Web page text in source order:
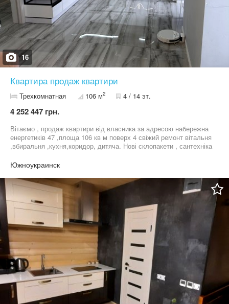
16
Квартира продаж квартири
Трехкомнатная 106 м2 4 / 14 эт.
4 252 447 грн.
Вітаємо , продаж квартири від власника за адресою набережна
енергетиків 47 ,площа 106 кв м поверх 4 свіжий ремонт вітальня
,вбиральня ,кухня,коридор, дитяча. Нові склопакети , сантехніка
кондиціонери .В будинку ОСББ , 2 ліфти достатньо паркомісця ,
з вікна дуже гарні краєвиди , дуже гарні сусіди . В продаж
входить все наявне в квартирі ( заходь і живи) це рахується
одне з найкращих пропозицій на ринку в даному місті Продаж в
звʼязку з переїздом
Южноукраинск